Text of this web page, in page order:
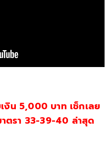
น 5,000 บาท เช็กเลย
ตรา 33-39-40 ล่าสุด